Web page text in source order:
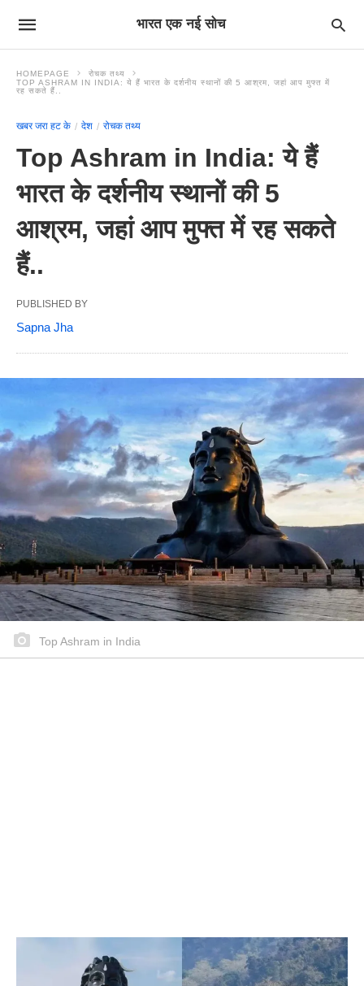
भारत एक नई सोच
HOMEPAGE
रोचक तथ्य
TOP ASHRAM IN INDIA: ये हैं भारत के दर्शनीय स्थानों की 5 आश्रम, जहां आप मुफ्त में
रह सकते हैं..
खबर जरा हट के देश रोचक तथ्य
Top Ashram in India: ये हैं
भारत के दर्शनीय स्थानों की 5
आश्रम, जहां आप मुफ्त में रह सकते
हैं..
PUBLISHED BY
Sapna Jha
Top Ashram in India